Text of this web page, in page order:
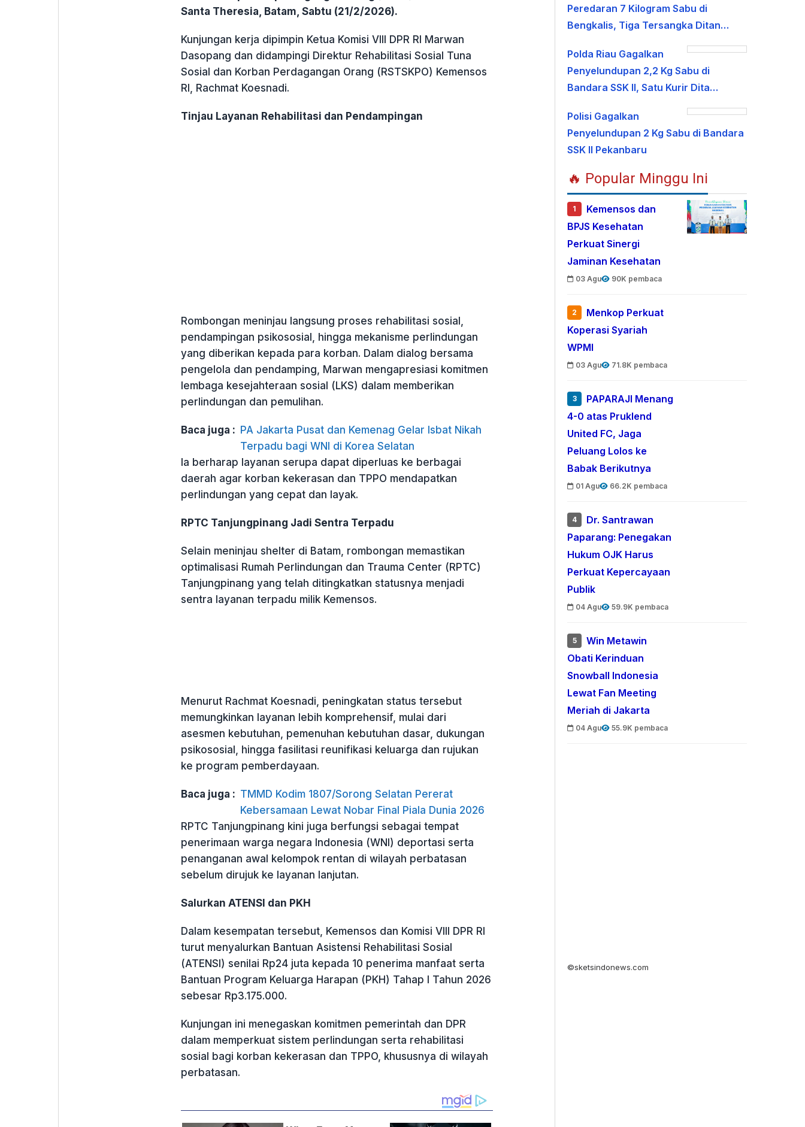
Santa Theresia, Batam, Sabtu (21/2/2026).
Kunjungan kerja dipimpin Ketua Komisi VIII DPR RI Marwan
Dasopang dan didampingi Direktur Rehabilitasi Sosial Tuna
Sosial dan Korban Perdagangan Orang (RSTSKPO) Kemensos
RI, Rachmat Koesnadi.
Tinjau Layanan Rehabilitasi dan Pendampingan
Rombongan meninjau langsung proses rehabilitasi sosial,
pendampingan psikososial, hingga mekanisme perlindungan
yang diberikan kepada para korban. Dalam dialog bersama
pengelola dan pendamping, Marwan mengapresiasi komitmen
lembaga kesejahteraan sosial (LKS) dalam memberikan
perlindungan dan pemulihan.
Baca juga : PA Jakarta Pusat dan Kemenag Gelar Isbat Nikah
Terpadu bagi WNI di Korea Selatan
Ia berharap layanan serupa dapat diperluas ke berbagai
daerah agar korban kekerasan dan TPPO mendapatkan
perlindungan yang cepat dan layak.
RPTC Tanjungpinang Jadi Sentra Terpadu
Selain meninjau shelter di Batam, rombongan memastikan
optimalisasi Rumah Perlindungan dan Trauma Center (RPTC)
Tanjungpinang yang telah ditingkatkan statusnya menjadi
sentra layanan terpadu milik Kemensos.
Menurut Rachmat Koesnadi, peningkatan status tersebut
memungkinkan layanan lebih komprehensif, mulai dari
asesmen kebutuhan, pemenuhan kebutuhan dasar, dukungan
psikososial, hingga fasilitasi reunifikasi keluarga dan rujukan
ke program pemberdayaan.
Baca juga : TMMD Kodim 1807/Sorong Selatan Pererat
Kebersamaan Lewat Nobar Final Piala Dunia 2026
RPTC Tanjungpinang kini juga berfungsi sebagai tempat
penerimaan warga negara Indonesia (WNI) deportasi serta
penanganan awal kelompok rentan di wilayah perbatasan
sebelum dirujuk ke layanan lanjutan.
Salurkan ATENSI dan PKH
Dalam kesempatan tersebut, Kemensos dan Komisi VIII DPR RI
turut menyalurkan Bantuan Asistensi Rehabilitasi Sosial
(ATENSI) senilai Rp24 juta kepada 10 penerima manfaat serta
Bantuan Program Keluarga Harapan (PKH) Tahap I Tahun 2026
sebesar Rp3.175.000.
Kunjungan ini menegaskan komitmen pemerintah dan DPR
dalam memperkuat sistem perlindungan serta rehabilitasi
sosial bagi korban kekerasan dan TPPO, khususnya di wilayah
perbatasan.
Peredaran 7 Kilogram Sabu di
Bengkalis, Tiga Tersangka Ditan…
Polda Riau Gagalkan
Penyelundupan 2,2 Kg Sabu di
Bandara SSK II, Satu Kurir Dita…
Polisi Gagalkan
Penyelundupan 2 Kg Sabu di Bandara
SSK II Pekanbaru
🔥 Popular Minggu Ini
1
Kemensos dan
BPJS Kesehatan
Perkuat Sinergi
Jaminan Kesehatan
03 Agu 90K pembaca
2
Menkop Perkuat
Koperasi Syariah
WPMI
03 Agu 71.8K pembaca
3
PAPARAJI Menang
4-0 atas Pruklend
United FC, Jaga
Peluang Lolos ke
Babak Berikutnya
01 Agu 66.2K pembaca
4
Dr. Santrawan
Paparang: Penegakan
Hukum OJK Harus
Perkuat Kepercayaan
Publik
04 Agu 59.9K pembaca
5
Win Metawin
Obati Kerinduan
Snowball Indonesia
Lewat Fan Meeting
Meriah di Jakarta
04 Agu 55.9K pembaca
©sketsindonews.com